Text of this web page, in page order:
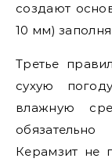
создают
10 мм)
Третье
сухую
влажную
Керамзит не